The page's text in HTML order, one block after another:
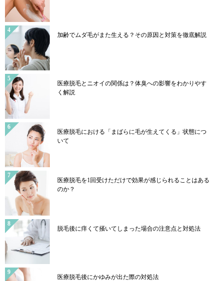
加齢でムダ毛がまた生える？その原因と対策を徹底解説
医療脱毛とニオイの関係は？体臭への影響をわかりやす
く解説
医療脱毛における「まばらに毛が生えてくる」状態につ
いて
医療脱毛を1回受けただけで効果が感じられることはある
のか？
脱毛後に痒くて掻いてしまった場合の注意点と対処法
医療脱毛後にかゆみが出た際の対処法